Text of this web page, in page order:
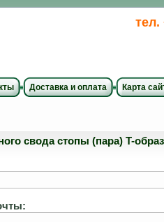
Доставка и оплата Карта
свода стопы (пара) T-